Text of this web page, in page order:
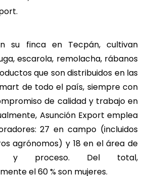
su finca en Tecpán, cultivan
escarola, remolacha, rábanos
que son distribuidos en las
de todo el país, siempre con
de calidad y trabajo en
Asunción Export emplea
27 en campo (incluidos
agrónomos) y 18 en el área de
y proceso. Del total,
el 60 % son mujeres.